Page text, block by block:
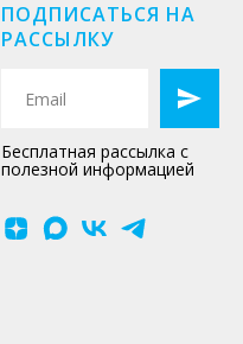
ПОДПИСАТЬСЯ НА
РАССЫЛКУ
Бесплатная рассылка с
полезной информацией